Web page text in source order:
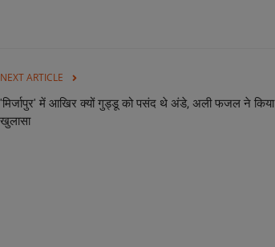
NEXT ARTICLE
'मिर्जापुर' में आखिर क्यों गुड्डू को पसंद थे अंडे, अली फजल ने किया
खुलासा